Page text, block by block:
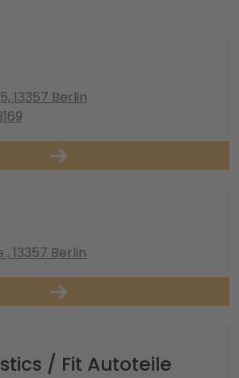
13357 Berlin
13357 Berlin
/ Fit Autoteile